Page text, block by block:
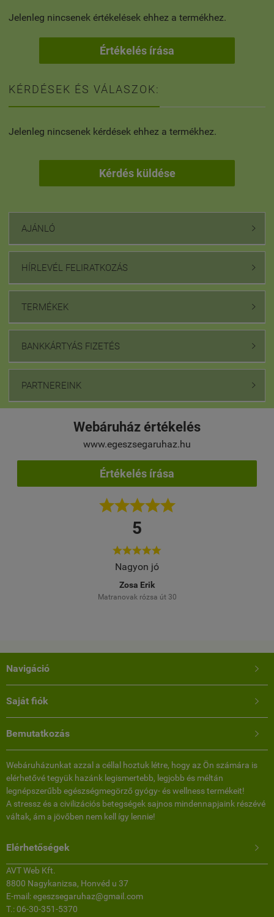
Jelenleg nincsenek értékelések ehhez a termékhez.
Értékelés írása
KÉRDÉSEK ÉS VÁLASZOK:
Jelenleg nincsenek kérdések ehhez a termékhez.
Kérdés küldése
AJÁNLÓ 
HÍRLEVÉL FELIRATKOZÁS 
TERMÉKEK 
BANKKÁRTYÁS FIZETÉS 
PARTNEREINK 
Webáruház értékelés
www.egeszsegaruhaz.hu
Értékelés írása

5
Több alkalommal rendeltem. Gyors, korrekt
Meg vagyok elégedve a megrendelt
Farkas Márta
Navigáció 
Saját fiók 
Bemutatkozás 
Webáruházunkat azzal a céllal hoztuk létre, hogy az Ön számára is
elérhetővé tegyük hazánk legismertebb, legjobb és méltán
legnépszerűbb egészségmegörző gyógy- és wellness termékeit!
A stressz és a civilizációs betegségek sajnos mindennapjaink részévé
váltak, ám a jövőben nem kell így lennie!
Elérhetőségek 
AVT Web Kft.
8800 Nagykanizsa, Honvéd u 37
E-mail: egeszsegaruhaz@gmail.com
T.: 06-30-351-5370